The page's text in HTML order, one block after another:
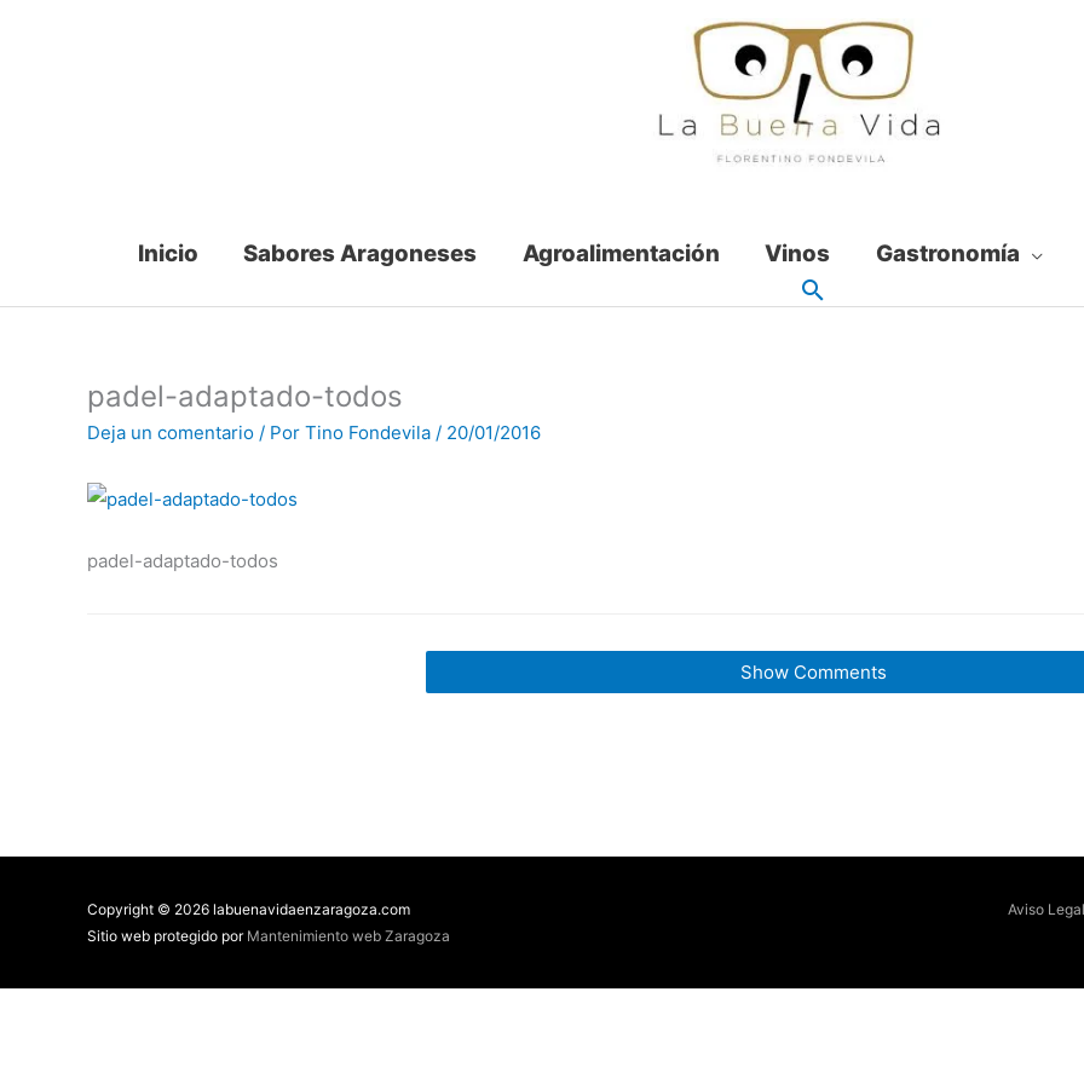
Inicio Sabores Aragoneses Agroalimentación Vinos Gastronomía
padel-adaptado-todos
Deja un comentario / Por Tino Fondevila / 20/01/2016
padel-adaptado-todos
Show Comments
Copyright © 2026 labuenavidaenzaragoza.com
Sitio web protegido por Mantenimiento web Zaragoza
Aviso Legal